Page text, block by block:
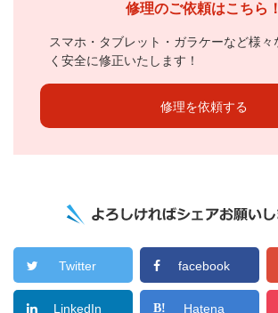
修理のご依頼はこちら！
スマホ・タブレット・ガラケーなど様
く安全に修正いたします！
修理を依頼する
Twitter facebook
LinkedIn Hatena